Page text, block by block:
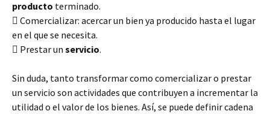
producto terminado.
 Comercializar: acercar un bien ya producido hasta el lugar
en el que se necesita.
 Prestar un servicio.
Sin duda, tanto transformar como comercializar o prestar
un servicio son actividades que contribuyen a incrementar la
utilidad o el valor de los bienes. Así, se puede definir cadena